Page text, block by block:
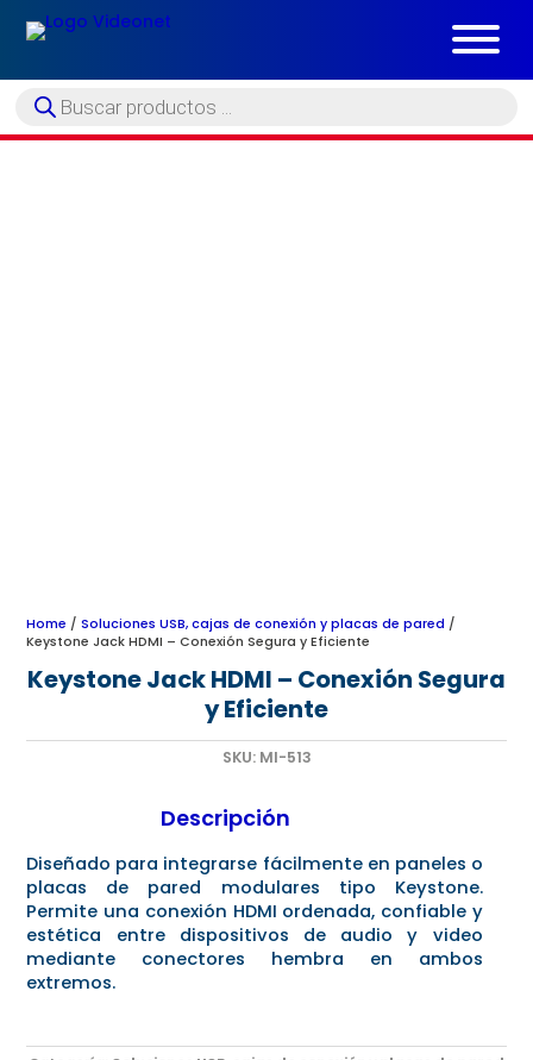
Búsqueda
de
Home /Soluciones USB, cajas de conexión y placas de pared /
Keystone Jack HDMI – Conexión Segura y Eficiente
Keystone Jack HDMI – Conexión Segura
y Eficiente
SKU: MI-513
Descripción
Diseñado para integrarse fácilmente en paneles o
placas de pared modulares tipo Keystone.
Permite una conexión HDMI ordenada, confiable y
estética entre dispositivos de audio y video
mediante conectores hembra en ambos
extremos.